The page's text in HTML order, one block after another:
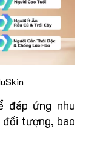
đáp ứng nhu
đối tượng, bao